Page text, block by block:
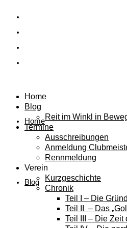
Home
Blog
Home
Blog
Reit im Winkl in
Termine
Ausschreibungen
Anmeldung
Rennmeldung
Verein
Kurzgeschichte
Chronik
Teil I – Die
Teil II – Das
Teil III – Die Zeit